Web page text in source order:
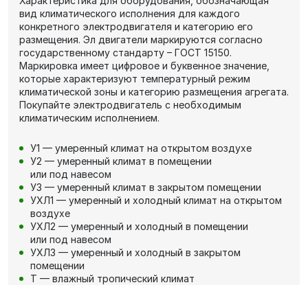
вид климатического исполнения для каждого
конкретного электродвигателя и категорию его
размещения. Эл двигатели маркируются согласно
государственному стандарту – ГОСТ 15150.
Маркировка имеет цифровое и буквенное значение,
которые характеризуют температурный режим
климатической зоны и категорию размещения агрегата.
Покупайте электродвигатель с необходимым
климатическим исполнением.
У1 — умеренный климат на открытом воздухе
У2 — умеренный климат в помещении
или под навесом
У3 — умеренный климат в закрытом помещении
УХЛ1 — умеренный и холодный климат на открытом
воздухе
УХЛ2 — умеренный и холодный в помещении
или под навесом
УХЛ3 — умеренный и холодный в закрытом
помещении
Т — влажный тропический климат